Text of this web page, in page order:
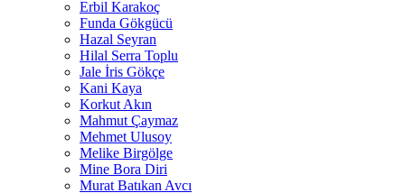
Erbil Karakoç
Funda Gökgücü
Hazal Seyran
Hilal Serra Toplu
Jale İris Gökçe
Kani Kaya
Korkut Akın
Mahmut Çaymaz
Mehmet Ulusoy
Melike Birgölge
Mine Bora Diri
Murat Batıkan Avcı